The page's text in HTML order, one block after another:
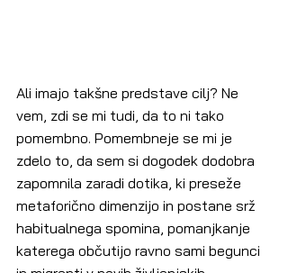
Ali imajo takšne predstave cilj? Ne
vem, zdi se mi tudi, da to ni tako
pomembno. Pomembneje se mi je
zdelo to, da sem si dogodek dodobra
zapomnila zaradi dotika, ki preseže
metaforično dimenzijo in postane srž
habitualnega spomina, pomanjkanje
katerega občutijo ravno sami begunci